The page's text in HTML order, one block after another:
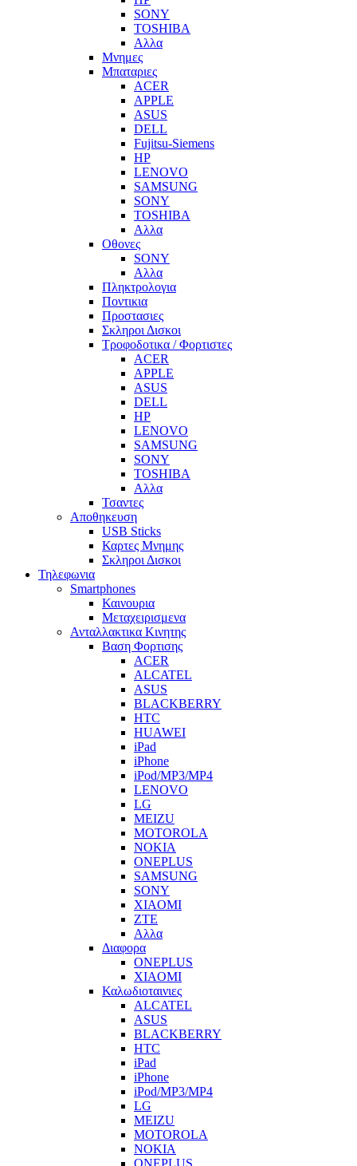
SONY
TOSHIBA
Αλλα
Μνημες
Μπαταριες
ACER
APPLE
ASUS
DELL
Fujitsu-Siemens
HP
LENOVO
SAMSUNG
SONY
TOSHIBA
Αλλα
Οθονες
SONY
Αλλα
Πληκτρολογια
Ποντικια
Προστασιες
Σκληροι Δισκοι
Τροφοδοτικα / Φορτιστες
ACER
APPLE
ASUS
DELL
HP
LENOVO
SAMSUNG
SONY
TOSHIBA
Αλλα
Τσαντες
Αποθηκευση
USB Sticks
Καρτες Μνημης
Σκληροι Δισκοι
Τηλεφωνια
Smartphones
Καινουρια
Μεταχειρισμενα
Ανταλλακτικα Κινητης
Βαση Φορτισης
ACER
ALCATEL
ASUS
BLACKBERRY
HTC
HUAWEI
iPad
iPhone
iPod/MP3/MP4
LENOVO
LG
MEIZU
MOTOROLA
NOKIA
ONEPLUS
SAMSUNG
SONY
XIAOMI
ZTE
Αλλα
Διαφορα
ONEPLUS
XIAOMI
Καλωδιοταινιες
ALCATEL
ASUS
BLACKBERRY
HTC
iPad
iPhone
iPod/MP3/MP4
LG
MEIZU
MOTOROLA
NOKIA
ONEPLUS